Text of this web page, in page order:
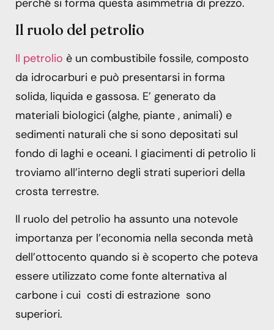
perché si forma questa asimmetria di prezzo.
Il ruolo del petrolio
Il petrolio è un combustibile fossile, composto
da idrocarburi e può presentarsi in forma
solida, liquida e gassosa. E’ generato da
materiali biologici (alghe, piante , animali) e
sedimenti naturali che si sono depositati sul
fondo di laghi e oceani. I giacimenti di petrolio li
troviamo all’interno degli strati superiori della
crosta terrestre.
Il ruolo del petrolio ha assunto una notevole
importanza per l’economia nella seconda metà
dell’ottocento quando si è scoperto che poteva
essere utilizzato come fonte alternativa al
carbone i cui costi di estrazione sono
superiori.